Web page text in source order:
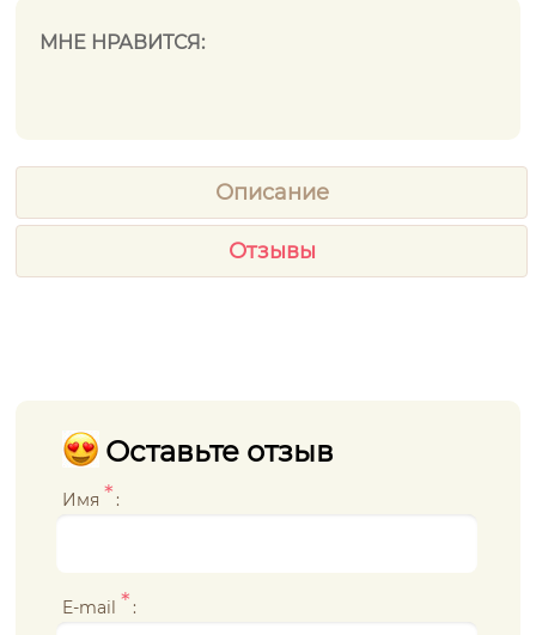
МНЕ НРАВИТСЯ:
Описание
Отзывы
Оставьте отзыв
Имя * :
E-mail * :